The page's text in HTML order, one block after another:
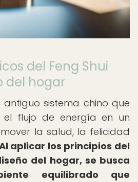
del Feng Shui
del hogar
antiguo sistema chino que
el flujo de energía en un
la salud, la felicidad
aplicar los principios del
del hogar, se busca
equilibrado que